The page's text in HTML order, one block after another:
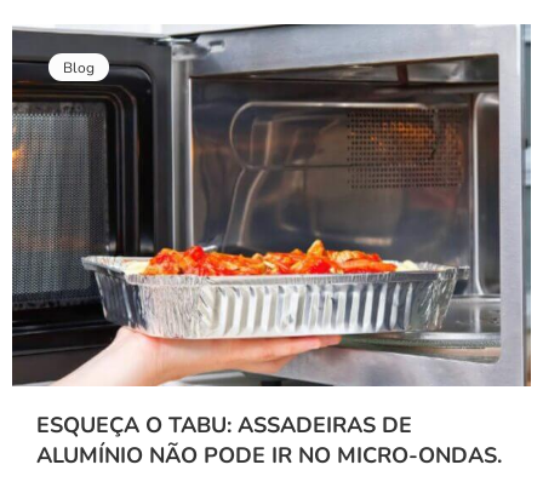
Blog
ESQUEÇA O TABU: ASSADEIRAS DE
ALUMÍNIO NÃO PODE IR NO MICRO-ONDAS.